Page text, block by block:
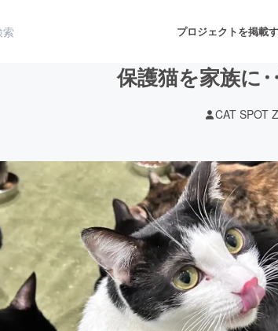
プロジェクトを掲載
音楽
・ガジェット ゲーム・サービス開発
書籍・雑誌出版
チャレンジ
保護猫を家族に
CAT SPOT